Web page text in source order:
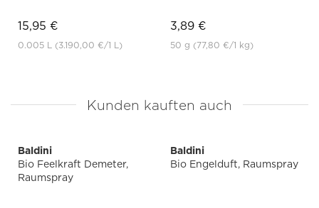
15,95 €
0.005 L (3.190,00 €/1 L)
3,89 €
50 g (77,80 €/1 kg)
Kunden kauften auch
Baldini
Bio Feelkraft Demeter,
Raumspray
Baldini
Bio Engelduft, Raumspray